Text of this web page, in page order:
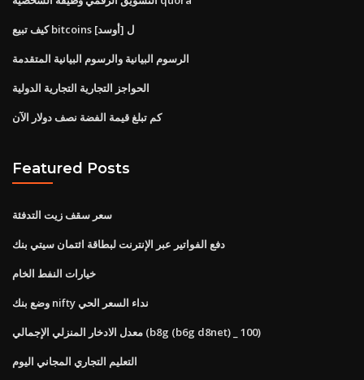
كيف تبيع bitcoins ل [أوسد]
الرسوم البيانية والرسوم البيانية المتقدمة
الحواجز التجارية التجارية الدولية
كم تبلغ قيمة الفضة نصف دولار الآن
Featured Posts
سعر سقف زيت التدفئة
دفع الفواتير عبر الإنترنت لبطاقة ائتمان سيتي بنك
خيارات النفط الخام
وضع بنك nifty نداء السعر الحي
معدل الادخار المنزلي الإجمالي (b8g (b6g d8net) _ 100)
التعليم التجاري المجاني اليوم